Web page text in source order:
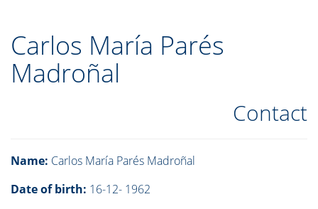
Carlos María Parés
Madroñal
Contact
Name: Carlos María Parés Madroñal
Date of birth: 16-12- 1962